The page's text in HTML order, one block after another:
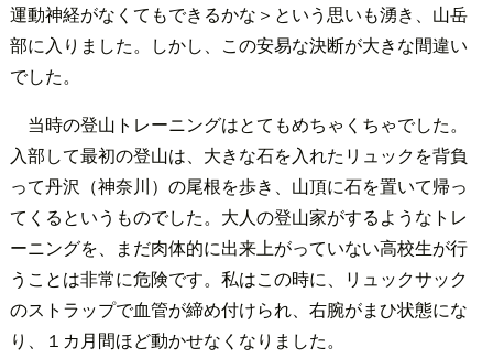
運動神経がなくてもできるかな＞という思いも湧き、山岳
部に入りました。しかし、この安易な決断が大きな間違い
でした。
当時の登山トレーニングはとてもめちゃくちゃでした。
入部して最初の登山は、大きな石を入れたリュックを背負
って丹沢（神奈川）の尾根を歩き、山頂に石を置いて帰っ
てくるというものでした。大人の登山家がするようなトレ
ーニングを、まだ肉体的に出来上がっていない高校生が行
うことは非常に危険です。私はこの時に、リュックサック
のストラップで血管が締め付けられ、右腕がまひ状態にな
り、１カ月間ほど動かせなくなりました。